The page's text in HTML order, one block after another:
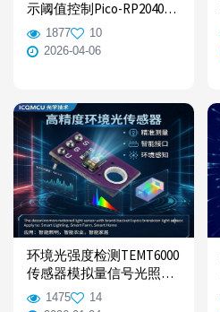
示阈值控制Pico-RP2040使
用Python编程实战开发教
程
1877
10
2026-04-06
环境光强度检测TEMT6000
传感器模拟量信号光照数
据Python/C++编程树莓派
与ESP32使用例程
1475
14